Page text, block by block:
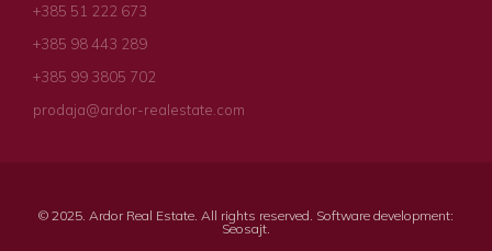
+385 51 222 673
+385 98 443 289
+385 99 3805 702
prodaja@ardor-realestate.com
© 2025. Ardor Real Estate. All rights reserved. Software development:
Seosajt